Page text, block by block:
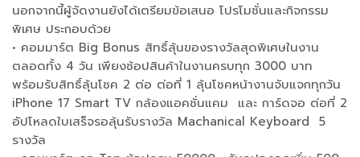
นอกจากนี้ผู้จัดงานยังได้เตรียมข้อเสนอ โปรโมชั่นและกิจกรรม
พิเศษ ประกอบด้วย
• คอมมาร์ต Big Bonus สิทธิ์ลุ้นของรางวัลสุดพิเศษในงาน
ตลอดทั้ง 4 วัน เพียงช้อปสินค้าในงานครบทุก 3000 บาท
พร้อมรับสิทธิ์ลุ้นโชค 2 ต่อ ต่อที่ 1 ลุ้นโชคหน้างานจับแจกทุกวัน
iPhone 17 Smart TV กล้องแอคชั่นแคม และ การ์ดจอ ต่อที่ 2
อัปโหลดใบเสร็จรอลุ้นรับรางวัล Machanical Keyboard 5
รางวัล